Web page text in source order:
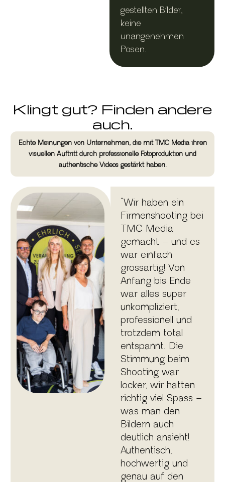
gestellten Bilder,
keine
unangenehmen
Posen.
Klingt gut? Finden andere
auch.
Echte Meinungen von Unternehmen, die mit TMC Media ihren
visuellen Auftritt durch professionelle Fotoproduktion und
authentische Videos gestärkt haben.
“Wir haben ein
Firmenshooting bei
TMC Media
gemacht – und es
war einfach
grossartig! Von
Anfang bis Ende
war alles super
unkompliziert,
professionell und
trotzdem total
entspannt. Die
Stimmung beim
Shooting war
locker, wir hatten
richtig viel Spass –
was man den
Bildern auch
deutlich ansieht!
Authentisch,
hochwertig und
genau auf den